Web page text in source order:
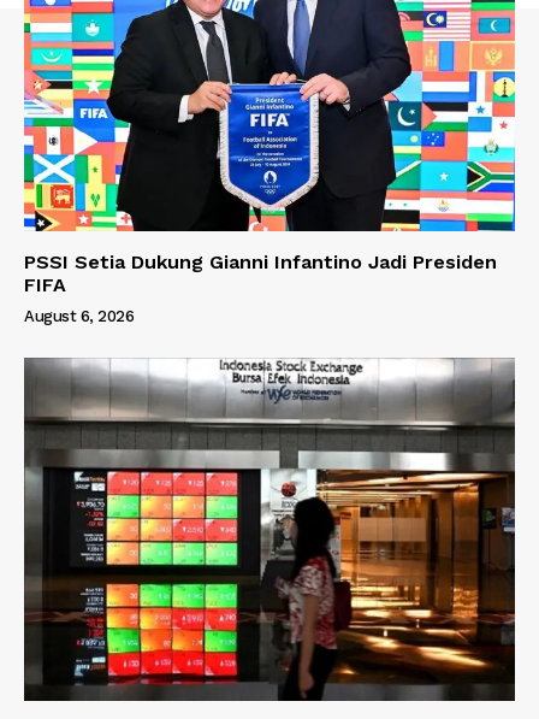
PSSI Setia Dukung Gianni Infantino Jadi Presiden
FIFA
August 6, 2026